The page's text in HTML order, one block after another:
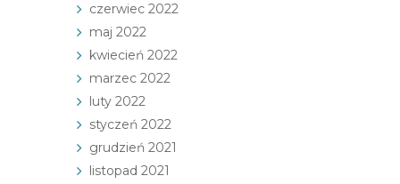
czerwiec 2022
maj 2022
kwiecień 2022
marzec 2022
luty 2022
styczeń 2022
grudzień 2021
listopad 2021